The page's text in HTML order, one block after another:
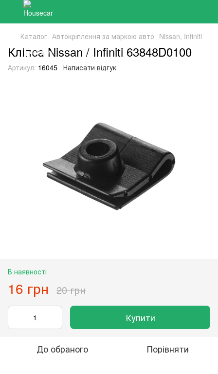
Каталог Автокріплення за маркою авто Nissan, Infiniti
Кліпса Nissan / Infiniti 63848D0100
Артикул: 16045 Написати відгук
В наявності
16 грн 20 грн
Купити
До обраного Порівняти